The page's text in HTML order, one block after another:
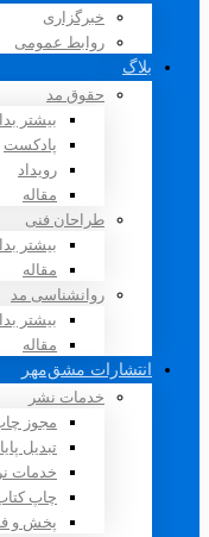
خبرگزاری
روابط عمومی
بلاگ
حقوق مد
بیشتر
پادکست
رویداد
مقاله
طراحان فنی
بیشتر
مقاله
روانشناسی مد
بیشتر
مقاله
انتشارات مشق‌مهر
خدمات نشر
مجوز
تبدیل
خدمات
چاپ
پخش و